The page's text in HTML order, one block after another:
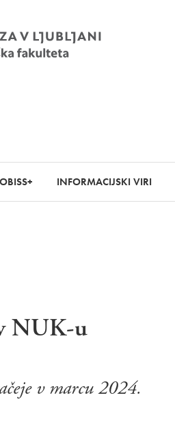
INFORMACIJSKI VIRI
NUK-u
v marcu 2024.